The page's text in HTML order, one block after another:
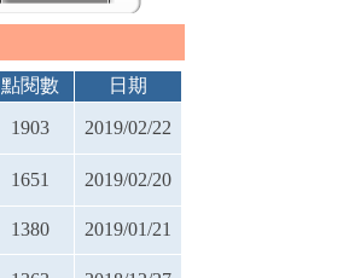
點閱數
日期
1903
2019/02/22
1651
2019/02/20
1380
2019/01/21